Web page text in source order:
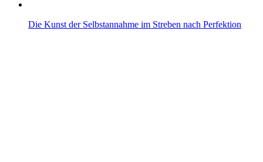
Die Kunst der Selbstannahme im Streben nach Perfektion